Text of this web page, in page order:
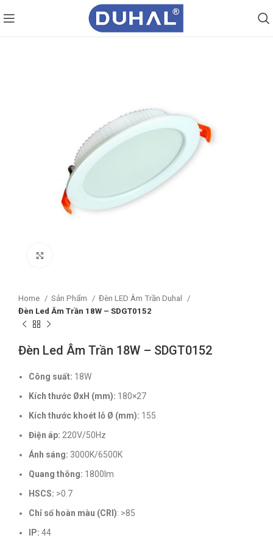
Home Sản Phẩm
Đèn LED Âm Trần Duhal
Đèn Led Âm Trần 18W – SDGT0152
Đèn Led Âm Trần 18W – SDGT0152
Công suất: 18W
Kích thước ØxH (mm): 180×27
Kích thước khoét lỗ Ø (mm): 155
Điện áp: 220V/50Hz
Ánh sáng: 3000K/6500K
Quang thông: 1800lm
HSCS: >0.7
Chỉ số hoàn màu (CRI): >85
IP: 44